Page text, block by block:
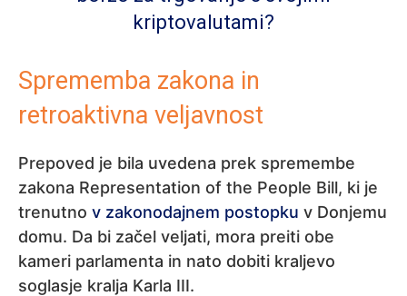
kriptovalutami?
Sprememba zakona in
retroaktivna veljavnost
Prepoved je bila uvedena prek spremembe
zakona Representation of the People Bill, ki je
trenutno v zakonodajnem postopku v Donjemu
domu. Da bi začel veljati, mora preiti obe
kameri parlamenta in nato dobiti kraljevo
soglasje kralja Karla III.